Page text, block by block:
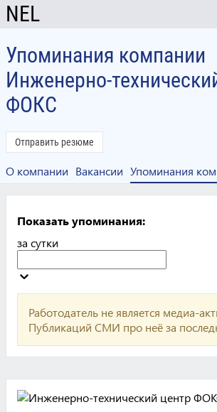
NEL
Упоминания компании
Инженерно-
ФОКС
Отправить резюме
О компании Вакансии Упоминания
Показать упоминания:
за сутки
Работодатель не является медиа-
Публикаций СМИ про неё за